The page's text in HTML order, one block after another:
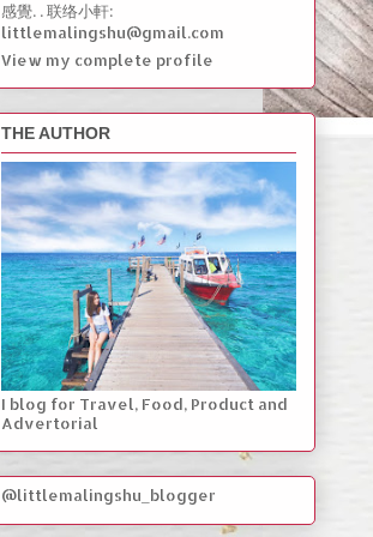
感覺. . 联络小軒:
littlemalingshu@gmail.com
View my complete profile
THE AUTHOR
I blog for Travel, Food, Product and
Advertorial
@littlemalingshu_blogger